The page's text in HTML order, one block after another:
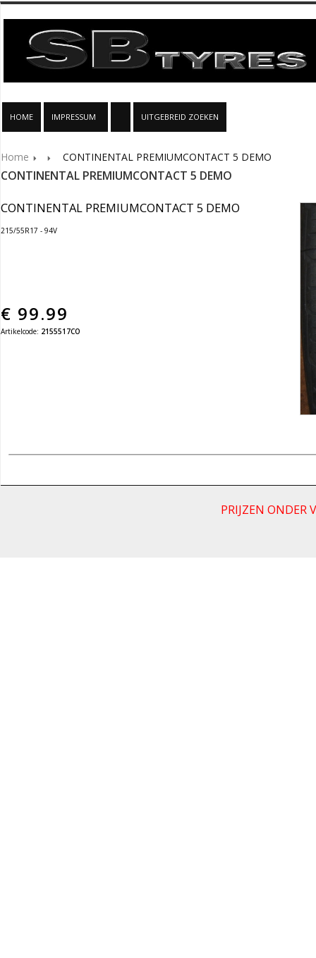
HOME IMPRESSUM UITGEBREID ZOEKEN
Home CONTINENTAL PREMIUMCONTACT 5 DEMO
CONTINENTAL PREMIUMCONTACT 5 DEMO
CONTINENTAL PREMIUMCONTACT 5 DEMO
215/55R17 - 94V
€ 99.99
Artikelcode: 2155517CO
PRIJZEN ONDER